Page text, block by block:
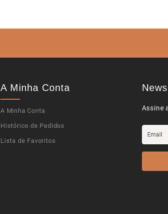
A Minha Conta
A Minha Conta
Histórico de Pedidos
Lista de Favoritos
Assine